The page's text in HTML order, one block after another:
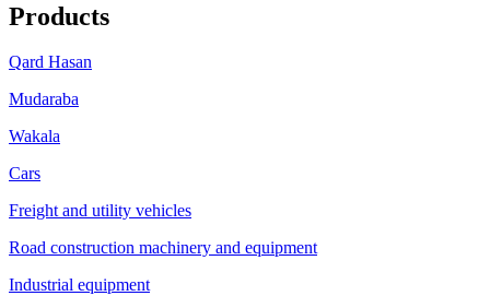
Products
Qard Hasan
Mudaraba
Wakala
Cars
Freight and utility vehicles
Road construction machinery and equipment
Industrial equipment